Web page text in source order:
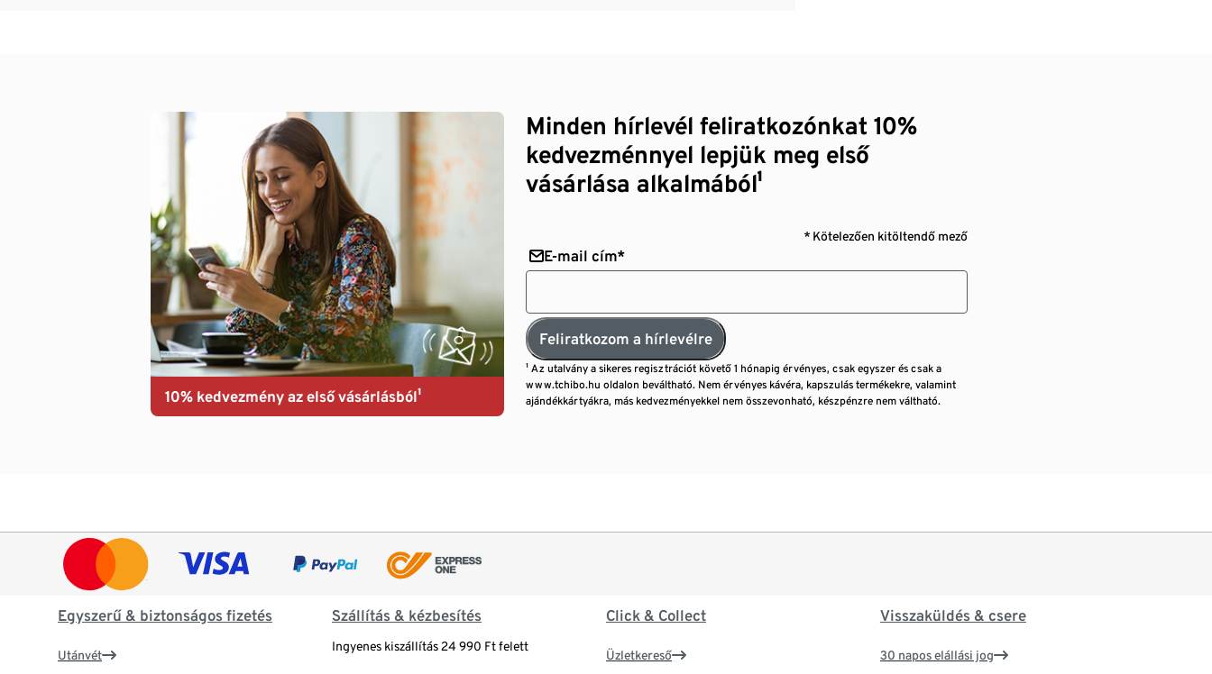
10% kedvezmény az első vásárlásból¹
Minden hírlevél feliratkozónkat 10%
kedvezménnyel lepjük meg első
vásárlása alkalmából¹
* Kötelezően kitöltendő mező
E-mail cím*
Feliratkozom a hírlevélre
¹ Az utalvány a sikeres regisztrációt követő 1 hónapig érvényes, csak egyszer és csak a
www.tchibo.hu oldalon beváltható. Nem érvényes kávéra, kapszulás termékekre, valamint
ajándékkártyákra, más kedvezményekkel nem összevonható, készpénzre nem váltható.
Egyszerű & biztonságos fizetés
Utánvét
Szállítás & kézbesítés
Ingyenes kiszállítás 24 990 Ft felett
Click & Collect
Üzletkereső
Visszaküldés & csere
30 napos elállási jog